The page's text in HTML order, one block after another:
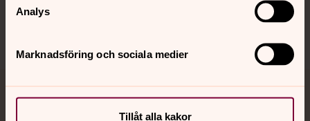
Analys
Marknadsföring och sociala medier
Tillåt alla kakor
Jourhavande präst